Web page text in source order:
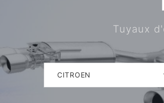
Tuyaux
CITROEN